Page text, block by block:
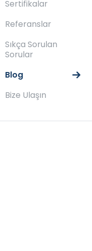
Sertifikalar
Referanslar
Sıkça Sorulan
Sorular
Blog
Bize Ulaşın